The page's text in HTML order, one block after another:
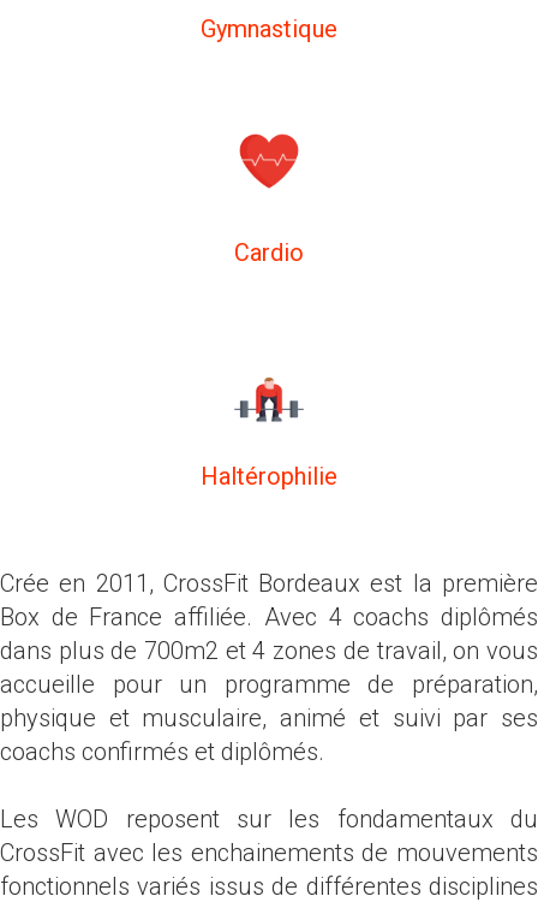
Gymnastique
Cardio
Haltérophilie
Crée en 2011, CrossFit Bordeaux est la première
Box de France affiliée. Avec 4 coachs diplômés
dans plus de 700m2 et 4 zones de travail, on vous
accueille pour un programme de préparation,
physique et musculaire, animé et suivi par ses
coachs confirmés et diplômés.
Les WOD reposent sur les fondamentaux du
CrossFit avec les enchainements de mouvements
fonctionnels variés issus de différentes disciplines